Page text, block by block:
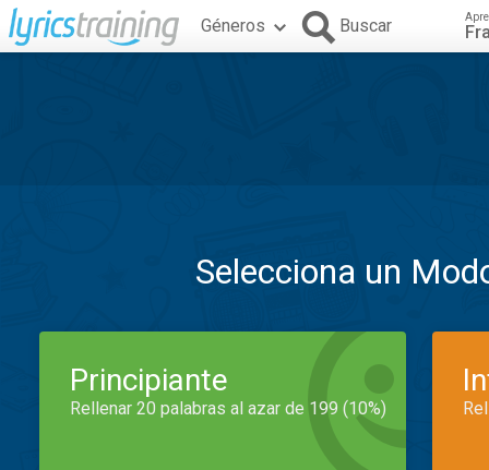
Géneros Buscar
Selecciona un
Principiante
Rellenar 20 palabras al azar de 199 (10%)